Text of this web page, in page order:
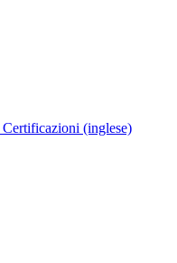
Certificazioni (inglese)